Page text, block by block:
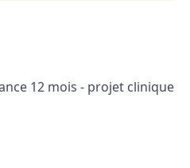
12 mois - projet clinique